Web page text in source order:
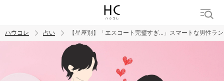
ハウコレ 占い 【星座別】「エスコート完璧すぎ...」スマートな男性ラ